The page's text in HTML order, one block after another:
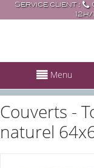
Service client :
Menu
Couverts -
naturel